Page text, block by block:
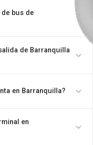
bus de
de Barranquilla
en Barranquilla?
en